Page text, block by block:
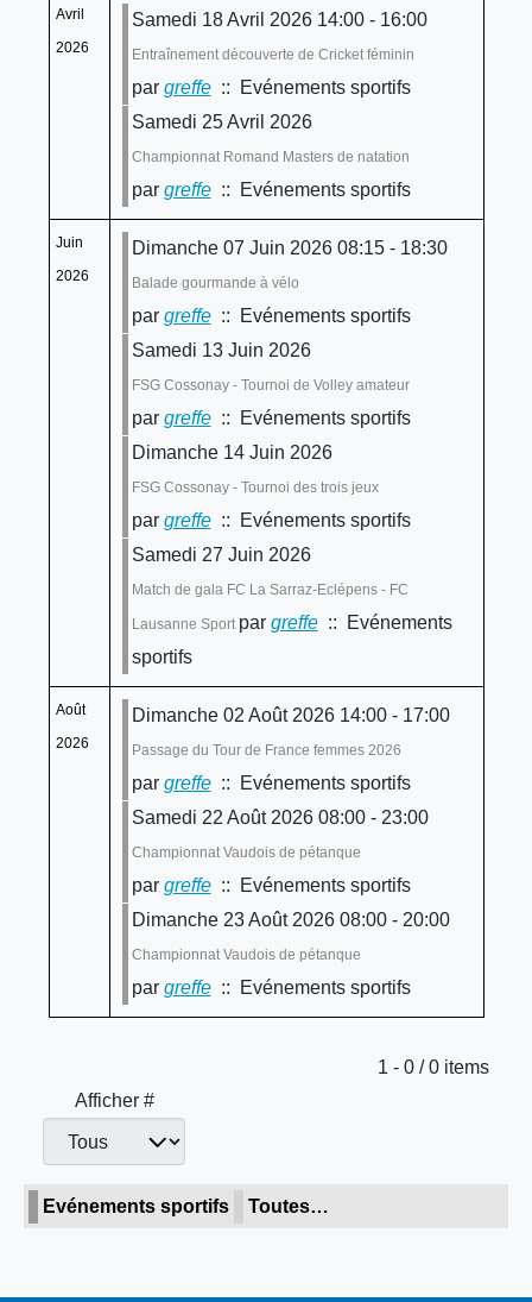
Avril
2026
Samedi 18 Avril 2026 14:00 - 16:00
Entraînement découverte de Cricket féminin
par greffe:: Evénements sportifs
Samedi 25 Avril 2026
Championnat Romand Masters de natation
par greffe:: Evénements sportifs
Juin
2026
Dimanche 07 Juin 2026 08:15 - 18:30
Balade gourmande à vélo
par greffe:: Evénements sportifs
Samedi 13 Juin 2026
FSG Cossonay - Tournoi de Volley amateur
par greffe:: Evénements sportifs
Dimanche 14 Juin 2026
FSG Cossonay - Tournoi des trois jeux
par greffe:: Evénements sportifs
Samedi 27 Juin 2026
Match de gala FC La Sarraz-Eclépens - FC
Lausanne Sport par greffe:: Evénements
sportifs
Août
2026
Dimanche 02 Août 2026 14:00 - 17:00
Passage du Tour de France femmes 2026
par greffe:: Evénements sportifs
Samedi 22 Août 2026 08:00 - 23:00
Championnat Vaudois de pétanque
par greffe:: Evénements sportifs
Dimanche 23 Août 2026 08:00 - 20:00
Championnat Vaudois de pétanque
par greffe:: Evénements sportifs
Limite de la pagination
1 - 0 / 0 items
Afficher #
Evénements sportifs Toutes…